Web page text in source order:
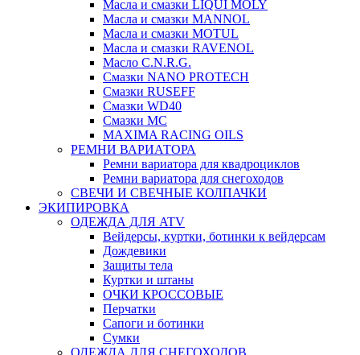
Масла и смазки LIQUI MOLY
Масла и смазки MANNOL
Масла и смазки MOTUL
Масла и смазки RAVENOL
Масло C.N.R.G.
Смазки NANO PROTECH
Смазки RUSEFF
Смазки WD40
Смазки МС
MAXIMA RACING OILS
РЕМНИ ВАРИАТОРА
Ремни вариатора для квадроциклов
Ремни вариатора для снегоходов
СВЕЧИ И СВЕЧНЫЕ КОЛПАЧКИ
ЭКИПИРОВКА
ОДЕЖДА ДЛЯ ATV
Вейдерсы, куртки, ботинки к вейдерсам
Дождевики
Защиты тела
Куртки и штаны
ОЧКИ КРОССОВЫЕ
Перчатки
Сапоги и ботинки
Сумки
ОДЕЖДА ДЛЯ СНЕГОХОДОВ